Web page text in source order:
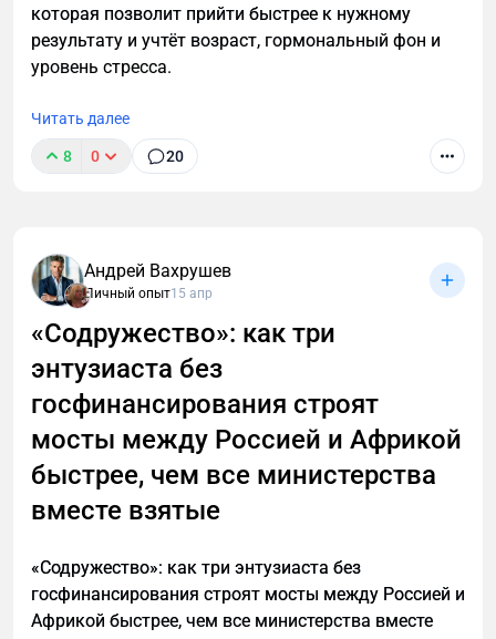
которая позволит прийти быстрее к нужному
результату и учтёт возраст, гормональный фон и
уровень стресса.
Читать далее
8 0 20
Андрей Вахрушев
Личный опыт15 апр
«Содружество»: как три
энтузиаста без
госфинансирования строят
мосты между Россией и Африкой
быстрее, чем все министерства
вместе взятые
«Содружество»: как три энтузиаста без
госфинансирования строят мосты между Россией и
Африкой быстрее, чем все министерства вместе